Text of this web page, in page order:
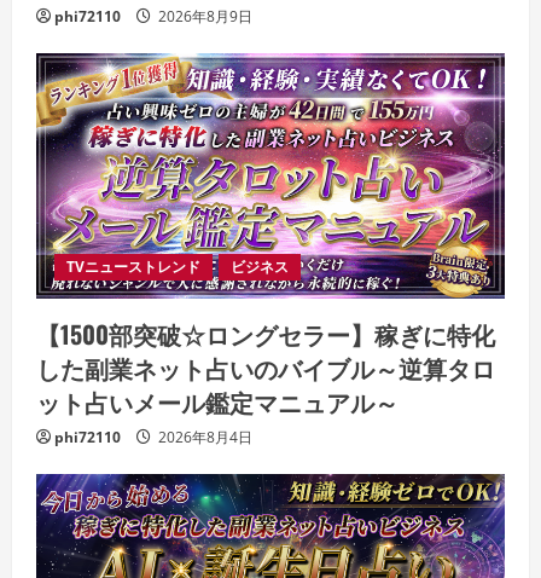
phi72110 2026年8月9日
TVニューストレンド ビジネス
【1500部突破☆ロングセラー】稼ぎに特化
した副業ネット占いのバイブル～逆算タロ
ット占いメール鑑定マニュアル～
phi72110 2026年8月4日